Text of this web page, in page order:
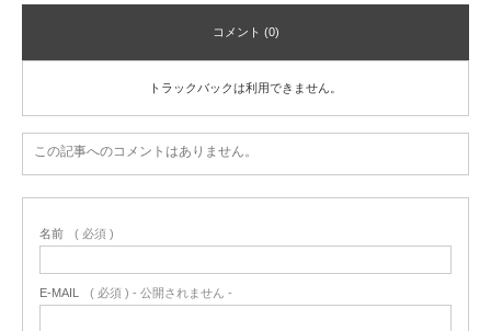
コメント (0)
トラックバックは利用できません。
この記事へのコメントはありません。
名前 ( 必須 )
E-MAIL ( 必須 ) - 公開されません -